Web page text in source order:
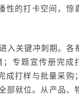
性的打卡空间，惊
入关键冲刺期。各
专题宣传册完成
成打样与批量采购
部就位。从产品、